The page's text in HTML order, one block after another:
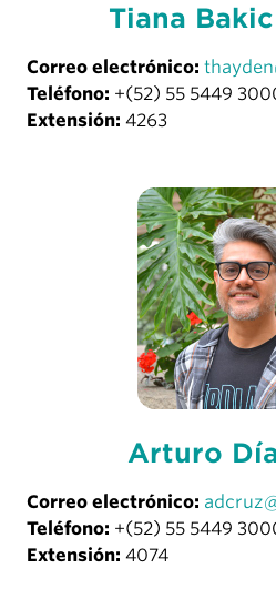
Tiana
Correo electrónico:
Teléfono: +(52) 55 5449
Extensión: 4263
Arturo
Correo electrónico:
Teléfono: +(52) 55 5449
Extensión: 4074